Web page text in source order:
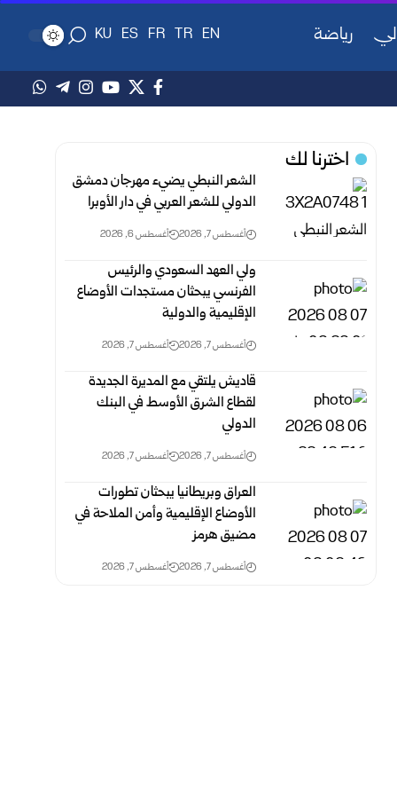
رياضة EN
TR
FR
ES
KU
اخترنا لك
الشعر النبطي يضيء مهرجان دمشق
الدولي للشعر العربي في دار الأوبرا
أغسطس 7, 2026 أغسطس 6, 2026
ولي العهد السعودي والرئيس
الفرنسي يبحثان مستجدات الأوضاع
الإقليمية والدولية
أغسطس 7, 2026 أغسطس 7, 2026
قاديش يلتقي مع المديرة الجديدة
لقطاع الشرق الأوسط في البنك
الدولي
أغسطس 7, 2026 أغسطس 7, 2026
العراق وبريطانيا يبحثان تطورات
الأوضاع الإقليمية وأمن الملاحة في
مضيق هرمز
أغسطس 7, 2026 أغسطس 7, 2026